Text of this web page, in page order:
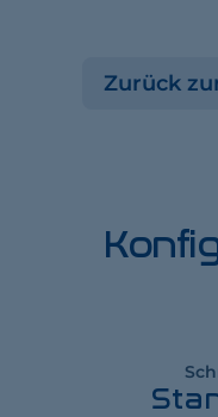
Zurück